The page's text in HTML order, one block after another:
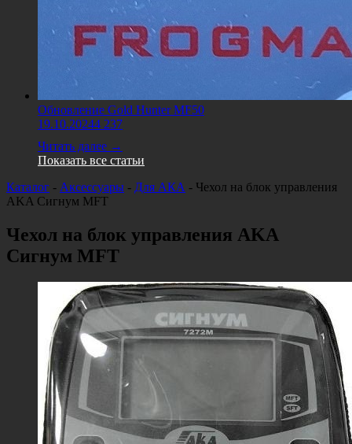
Обновление Gold Hunter MF50
19.10.20244 237
Читать далее →
Показать все статьи
Каталог - Аксессуары - Для АКА - Чехол на блок управления
AKA Сигнум MFT
Чехол на блок управления AKA
Сигнум MFT